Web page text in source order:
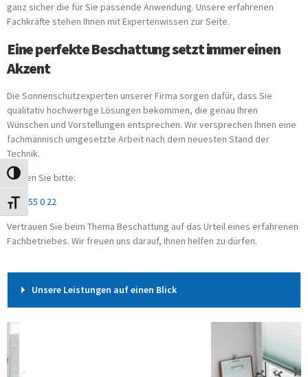
UMSCHALTEN AUF HOHE KONTRASTE
SCHRIFT VERGRÖSSERN
ganz sicher die für Sie passende Anwendung. Unsere erfahrenen
Fachkräfte stehen Ihnen mit Expertenwissen zur Seite.
Eine perfekte Beschattung setzt immer einen
Akzent
Die Sonnenschutzexperten unserer Firma sorgen dafür, dass Sie
qualitativ hochwertige Lösungen bekommen, die genau Ihren
Wünschen und Vorstellungen entsprechen. Wir versprechen Ihnen eine
fachmännisch umgesetzte Arbeit nach dem neuesten Stand der
Technik.
Wählen Sie bitte:
0451 55 0 22
Vertrauen Sie beim Thema Beschattung auf das Urteil eines erfahrenen
Fachbetriebes. Wir freuen uns darauf, Ihnen helfen zu dürfen.
Unsere Leistungen auf einen Blick